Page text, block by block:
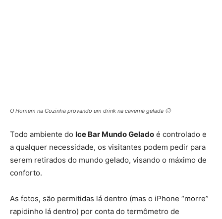
O Homem na Cozinha provando um drink na caverna gelada 🙂
Todo ambiente do Ice Bar Mundo Gelado é controlado e
a qualquer necessidade, os visitantes podem pedir para
serem retirados do mundo gelado, visando o máximo de
conforto.
As fotos, são permitidas lá dentro (mas o iPhone “morre”
rapidinho lá dentro) por conta do termômetro de